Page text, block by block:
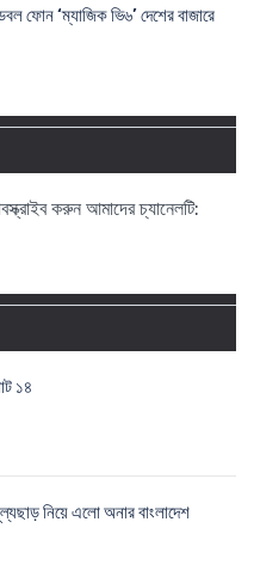
ফোন ‘ম্যাজিক ভি৬’ দেশের বাজারে
করুন আমাদের চ্যানেলটি:
১৪
নিয়ে এলো অনার বাংলাদেশ